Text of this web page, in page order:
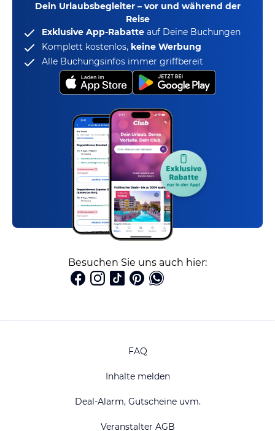
Dein Urlaubsbegleiter – vor und während der
Reise
Exklusive App-Rabatte auf Deine Buchungen
Komplett kostenlos, keine Werbung
Alle Buchungsinfos immer griffbereit
Besuchen Sie uns auch hier:
FAQ
Inhalte melden
Deal-Alarm, Gutscheine uvm.
Veranstalter AGB